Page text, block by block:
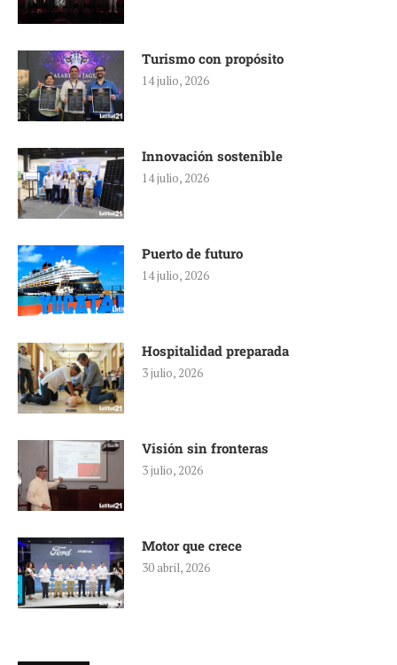
Turismo con propósito
14 julio, 2026
Innovación sostenible
14 julio, 2026
Puerto de futuro
14 julio, 2026
Hospitalidad preparada
3 julio, 2026
Visión sin fronteras
3 julio, 2026
Motor que crece
30 abril, 2026